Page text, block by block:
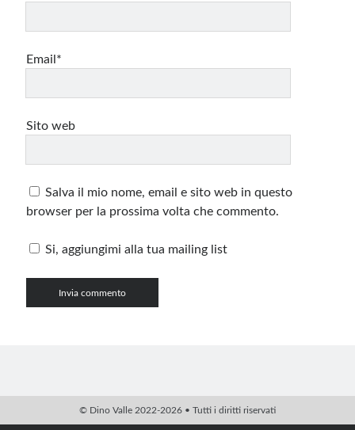
Email*
Sito web
Salva il mio nome, email e sito web in questo
browser per la prossima volta che commento.
Si, aggiungimi alla tua mailing list
© Dino Valle 2022-2026 • Tutti i diritti riservati